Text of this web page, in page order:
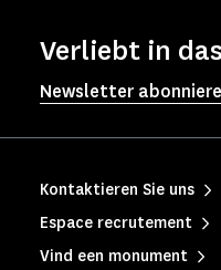
Verliebt in
Newsletter
Kontaktieren Sie uns
Espace recrutement
Vind een monument